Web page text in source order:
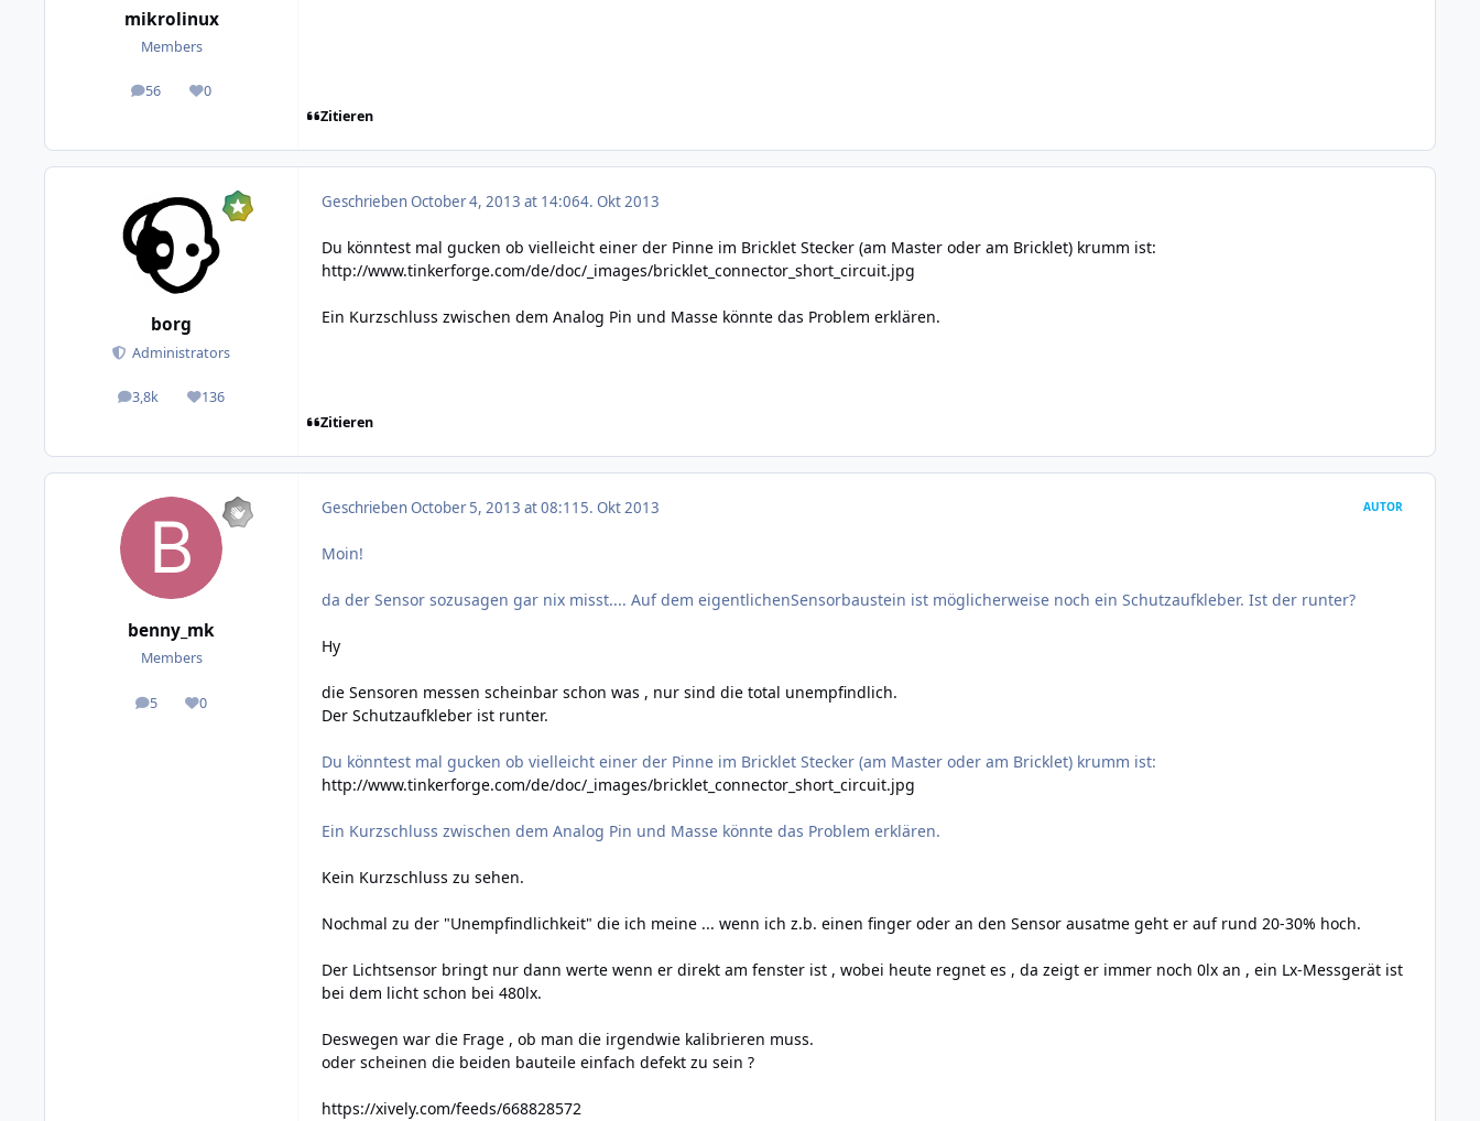
mikrolinux
Members
56
posts 0
Reputation
Zitieren
borg
Administrators
3,8k
posts 136
Reputation
GeschriebenOctober 4, 2013 at 14:064. Okt 2013
Du könntest mal gucken ob vielleicht einer der Pinne im Bricklet Stecker (am Master oder am Bricklet) krumm ist:
http://www.tinkerforge.com/de/doc/_images/bricklet_connector_short_circuit.jpg
Ein Kurzschluss zwischen dem Analog Pin und Masse könnte das Problem erklären.
Zitieren
benny_mk
Members
5
posts 0
Reputation
GeschriebenOctober 5, 2013 at 08:11 5. Okt 2013 AUTOR
Moin!
da der Sensor sozusagen gar nix misst.... Auf dem eigentlichenSensorbaustein ist möglicherweise noch ein Schutzaufkleber. Ist der runter?
Hy
die Sensoren messen scheinbar schon was , nur sind die total unempfindlich.
Der Schutzaufkleber ist runter.
Du könntest mal gucken ob vielleicht einer der Pinne im Bricklet Stecker (am Master oder am Bricklet) krumm ist:
http://www.tinkerforge.com/de/doc/_images/bricklet_connector_short_circuit.jpg
Ein Kurzschluss zwischen dem Analog Pin und Masse könnte das Problem erklären.
Kein Kurzschluss zu sehen.
Nochmal zu der "Unempfindlichkeit" die ich meine ... wenn ich z.b. einen finger oder an den Sensor ausatme geht er auf rund 20-30% hoch.
Der Lichtsensor bringt nur dann werte wenn er direkt am fenster ist , wobei heute regnet es , da zeigt er immer noch 0lx an , ein Lx-Messgerät ist
bei dem licht schon bei 480lx.
Deswegen war die Frage , ob man die irgendwie kalibrieren muss.
oder scheinen die beiden bauteile einfach defekt zu sein ?
https://xively.com/feeds/668828572